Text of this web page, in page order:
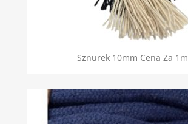
Sznurek 10mm Cena Za